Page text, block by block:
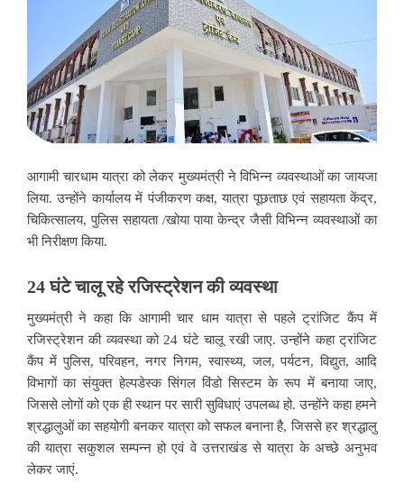
आगामी चारधाम यात्रा को लेकर मुख्यमंत्री ने विभिन्न व्यवस्थाओं का जायजा
लिया. उन्होंने कार्यालय में पंजीकरण कक्ष, यात्रा पूछताछ एवं सहायता केंद्र,
चिकित्सालय, पुलिस सहायता /खोया पाया केन्द्र जैसी विभिन्न व्यवस्थाओं का
भी निरीक्षण किया.
24घंटेचालूरहेरजिस्ट्रेशनकीव्यवस्था
मुख्यमंत्री ने कहा कि आगामी चार धाम यात्रा से पहले ट्रांजिट कैंप में
रजिस्ट्रेशन की व्यवस्था को 24 घंटे चालू रखी जाए. उन्होंने कहा ट्रांजिट
कैंप में पुलिस, परिवहन, नगर निगम, स्वास्थ्य, जल, पर्यटन, विद्युत, आदि
विभागों का संयुक्त हेल्पडेस्क सिंगल विंडो सिस्टम के रूप में बनाया जाए,
जिससे लोगों को एक ही स्थान पर सारी सुविधाएं उपलब्ध हो. उन्होंने कहा हमने
श्रद्धालुओं का सहयोगी बनकर यात्रा को सफल बनाना है, जिससे हर श्रद्धालु
की यात्रा सकुशल सम्पन्न हो एवं वे उत्तराखंड से यात्रा के अच्छे अनुभव
लेकर जाएं.